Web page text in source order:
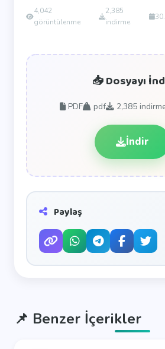
4,042
görüntülenme
2,385
indirme
📥 Dosyayı
PDF pdf 2,385
İndir
Paylaş
📌 Benzer İçerikler